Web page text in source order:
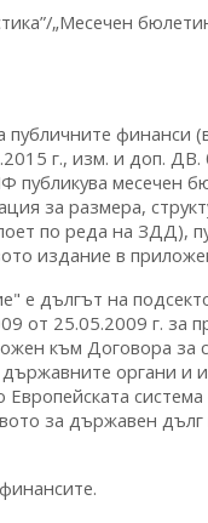
„Месечен
публичните финанси
г., изм. и доп.
публикува месечен
за размера,
по реда на ЗДД),
издание в
е дългът на
от 25.05.2009 г. за
към Договора за
органи и
за държавен